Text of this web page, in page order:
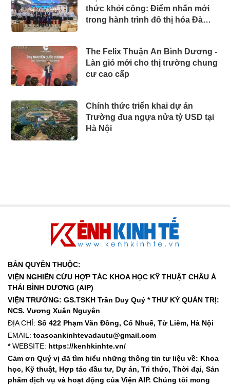
thức khởi công: Điểm nhấn mới
trong hành trình đô thị hóa Đà
The Felix Thuận An Bình Dương -
Làn gió mới cho thị trường chung
cư cao cấp
Chính thức triển khai dự án
Trường đua ngựa nửa tỷ USD tại
Hà Nội
BẢN QUYỀN THUỘC:
VIỆN NGHIÊN CỨU HỢP TÁC KHOA HỌC KỸ THUẬT CHÂU Á
THÁI BÌNH DƯƠNG (AIP)
VIỆN TRƯỞNG: GS.TSKH Trần Duy Quý *THƯ KÝ QUẢN TRỊ:
NCS. Vương Xuân Nguyên
ĐỊA CHỈ: Số 422 Phạm Văn Đồng, Cổ Nhuế, Từ Liêm, Hà Nội
EMAIL: toasoankinhtevadautu@gmail.com
*WEBSITE: https://kenhkinhte.vn/
Cảm ơn Quý vị đã tìm hiểu những thông tin tư liệu về: Khoa
học, Kỹ thuật, Hợp tác đầu tư, Dự án, Tri thức, Thời đại, Sản
phẩm dịch vụ và hoạt động của Viện AIP. Chúng tôi mong